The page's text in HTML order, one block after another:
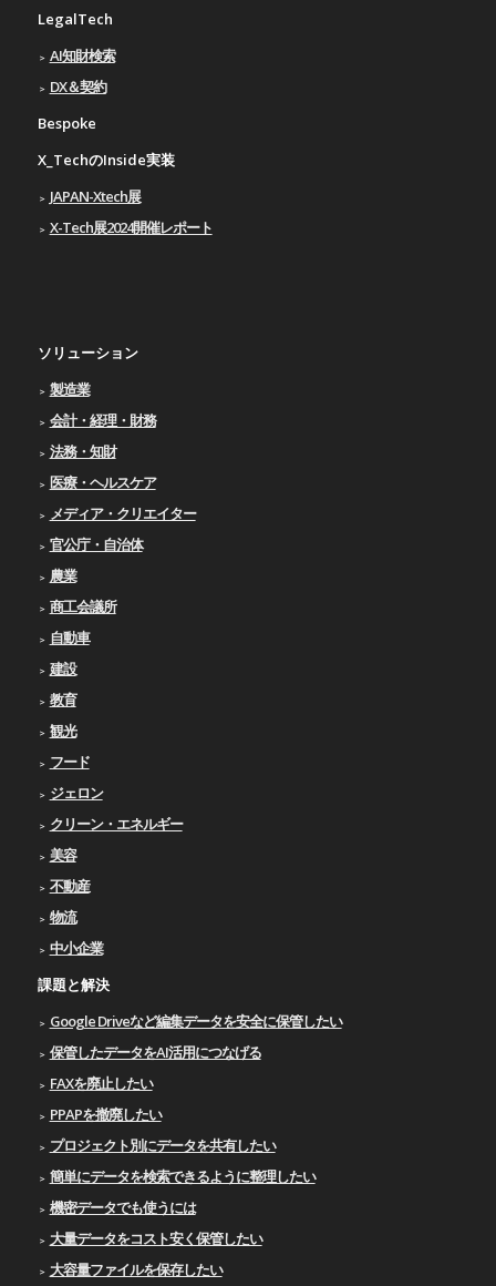
LegalTech
AI知財検索
DX＆契約
Bespoke
X_TechのInside実装
JAPAN-Xtech展
X-Tech展2024開催レポート
ソリューション
製造業
会計・経理・財務
法務・知財
医療・ヘルスケア
メディア・クリエイター
官公庁・自治体
農業
商工会議所
自動車
建設
教育
観光
フード
ジェロン
クリーン・エネルギー
美容
不動産
物流
中小企業
課題と解決
Google Driveなど編集データを安全に保管したい
保管したデータをAI活用につなげる
FAXを廃止したい
PPAPを撤廃したい
プロジェクト別にデータを共有したい
簡単にデータを検索できるように整理したい
機密データでも使うには
大量データをコスト安く保管したい
大容量ファイルを保存したい